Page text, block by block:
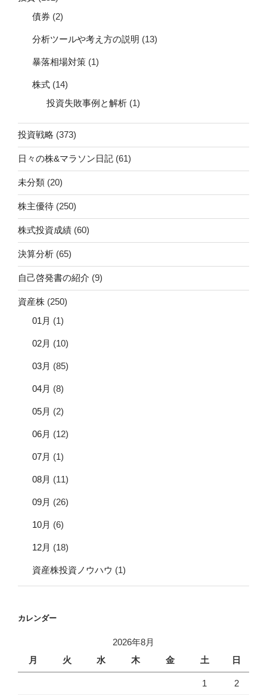
債券 (2)
分析ツールや考え方の説明 (13)
暴落相場対策 (1)
株式 (14)
投資失敗事例と解析 (1)
投資戦略 (373)
日々の株&マラソン日記 (61)
未分類 (20)
株主優待 (250)
株式投資成績 (60)
決算分析 (65)
自己啓発書の紹介 (9)
資産株 (250)
01月 (1)
02月 (10)
03月 (85)
04月 (8)
05月 (2)
06月 (12)
07月 (1)
08月 (11)
09月 (26)
10月 (6)
12月 (18)
資産株投資ノウハウ (1)
カレンダー
2026年8月
月
火 水 木 金 土 日
1 2